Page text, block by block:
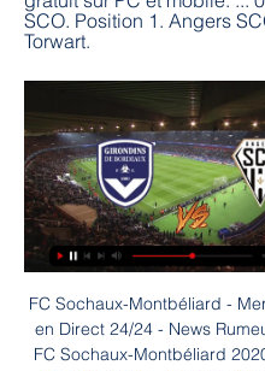
SCO. Position 1. Angers
Torwart.
FC Sochaux-Montbéliard - Mercato FCSM en Direct 24/24 - News Rumeur Transfert FC Sochaux-Montbéliard 2020 2021 Info Foot Rumeurs - Mercato Minute FCSM

TennisEnDirect.net offre des résultats de tennis en direct, livescore, ainsi que des résultats de tennis antérieurs, statistiques de tennis, classement ATP et classement WTA.

Toutes les statistiques, évolution des classements et récapitulitafs des matches de Villefranche sur Saône en Fédérale 1, championnat FFR Rugby Fédéral Fédérale 1 Fédérale 2 Fédérale 3 Réserves Séries Féminines Jeunes Pros International

Streaming BORDEAUX-Angers SCO Gratuit En Direct. Où Regarder Bordeaux Streaming Gratuit TV en direct sur internet et en replay streaming. Le live streaming Bordeaux TV gratuit est limité dans sa diffusion, ...

BORDEAUX-Angers SCO Hesgoal Gratuit En Direct. Où Regardez les matchs de foot de Bordeaux hesgoal en live streaming gratuit sur PC et mobile. Tous les matchs de Bordeaux en direct sur internet.

/ Atlantic Records Wiz Khalifa – Écoutez Wiz Khalifa sur Deezer. Avec Deezer, musique en streaming, découvrez plus de 56 millions de titres, créez vos propres playlists, téléchargez-les et partagez vos titres préférés avec vos amis. Follow Wiz Khalifa’s Instagram account to see all 22 of their photos and videos.

À un jour de la demi-finale contre l’Olympique lyonnais (mercredi, 21h), le Bayern Munich récupère des forces. Le club bavarois peut compter sur le retour de Benjamin Pavard, présent à l.

tÉlÉcharges l'application officielle du saint jean de luz olympique. actualitÉs, calendrier, rÉsultats, match en direct. 1 2 photo officielle - saison 2019/2020. 06/09/2019

Cracovia Kraków. Jagiellonia Bialystok. 31/05/2020 13:00 CRÉER SON PARI-106 +240 +270. 2,5. 2,5 -106. 2,5 -125.. Lech II Poznań. Garbarnia Krakow. 03/06/2020 15:00 +170 +220 +135. 2,5. 2,5 . 100. 2,5 -139. Stal Stalowa Wola.. Aucune compétition en streaming live de disponible. Choisissez dans la liste des compétitions en live pour.

Offre soumise aux conditions suivantes : la Carte cadeau illicado de 80 € est offerte pour toute souscription d’un contrat d’Assurance Vie HSBC Assurances Vie (France) auprès d’HSBC France sous réserve d’effectuer un versement initial de 5 000 € minimum investi à 30% en unités de compte (hors UC monétaire) et de mettre en place des versements programmés avec au minimum 30% en.

Footendirect.com vous aide dans vos paris sportifs sur Oakleigh Cannons FC U20 Green Gully SC U20 avec des pronostics, les meilleures cotes, les compos... Oakleigh Cannons FC U20 Green Gully SC U20 NPL Youth le 7 juillet 2017.

En attendant la Foire aux Vins E.Leclerc qui aura lieu dès le 30 septembre 2015 dans les 642 centres E.Leclerc, le site Ma Cave par E.Leclerc vous donne rendez-vous un mois avant, du 1er au 29 septembre, pour fêter son anniversaire : 1 an déjà !

Girondins de Bordeaux - SCO Angers effectifs il y a 4 heures — Eurosport est votre source pour les mises à jour de Ligue 2. Découvrez la liste complète des Girondins de Bordeaux - SCO Angers et suivez ...

En plus des scores de Olympique de Marseille, vous pouvez suivre +de 1000 compétitions de football dans plus de 90 pays autour du monde sur FlashScore.fr. Cliquez sur le nom du pays dans le menu de gauche, et choisissez votre compétition (résultats de championnats et ligues, livescore de coupe nationale, autres compétitions). Le service de résultats de Olympique de Marseille est en temps.

MOTS CLES: Etoile Rouge vs Paris Saint-Germain en direct. Sport News. Sur quelle chaîne tv voir Étoile Rouge – Paris Saint-Germain ? walid-11 décembre 2018. Etoile Rouge reçoit Paris Saint-Germain pour la 6e journée de la phase de poules de la Ligue des Champions d’Europe, ce mardi 11 décembre... Sport News. Etoile Rouge – Paris Saint-Germain : Live streaming. walid-11 décembre.

Grâce à un doublé d'Aleksandar Boljevic (16e, 90e+2), le Standard s'est qualifié pour les huitièmes de finale de la Croky Cup mercredi au détriment de Lommel (2-1), pensionnaire de D1B.

Retrouvez le direct TV de France info. Toute l'info en direct et les meilleures vidéos en streaming et replay. Actualité France et Monde, Interviews, Documentaires et Analyses.

CHASSANG Jean marie : Jean Marie CHASSANG, né en 1944 et habite VILLEFRANCHE DE ROUERGUE. Aux dernières nouvelles il était à Gc.cie.gendarmerie à VILLEFRANCHE DE ROUERGUE entre 1992 et 1995. Il a étudié à école Libre De Garçons entre 1938 et 1948.

La demi-finale de Ligue des champions entre l’Olympique Lyonnais et le Bayern Munich, jouée ce mercredi à 21 h, sera diffusée en clair sur les antennes de TF1.

Match Bordeaux - Angers : Sur quelle chaîne TV & Pour voir la rencontre Bordeaux - Angers SCO en live streaming, il faut que vous soyez abonné au site de stream légal suivant : beIN Sports 1HD. Sur quelle ...

The Grudge, Sans un bruit 2, Conjuring 3... 2020 réserve son lot de films d'horreur aux cinéphiles. La rédaction de maville en profite pour vous présenter un quiz sur le thème.

Bordeaux - Angers match en direct Live du Lundi 29 Suivez le match Bordeaux - Angers en direct LIVE ! C'est FC Girondins de Bordeaux (FCGB) qui recoit Angers SCO (Angers SCO) pour ce match francais du lundi ...

mÉreau malay le grand la chapelle saint luc paris 11e gargas vogue cazeres larche saint georges des coteaux macon muret le bugue ajaccio aubas herrere chateauroux vignec buzancais bourges sarlat la caneda rocbaron mazeres nevers la salvetat saint gilles firminy paray le monial blois creysse les arcs saint sulpice aurillac st chely d'apcher.

BAYERN / Ligue 1 / Olympique Lyonnais / OL / Un entraineur refuse l’OL ! Un entraineur refuse l’OL ! 0. Publié le 10/10/2019 par : Cedric Schollaert . José Mourinho n’entrainera pas Lyon. Libre de tout contrat, José Mourinho est toujours à la recherche d’un nouveau défi et celui-ci ne sera pas l’Olympique Lyonnais. En effet, les Rhodaniens auraient contacté le Special One qui.

2020-6-20 · Tout ce qu'il faut savoir sur le match ECU Joondalup vs Sorrento de D2 Australie du (25 Juillet 2020) en direct : Résumé, statistiques, compositions et résultats - Besoccer

Tout ce qu'il faut savoir sur le match Coras de Nayarit vs Estudiantes Tecos de Liga Premier du (19 Octobre 2019) en direct : Résumé, statistiques, compositions et résultats - Besoccer. Don't miss the most important football matches while navigating as usual through the pages of your choice.

Suède - Nyköpings BIS - résultats, calendriers, classement, statistiques - Endirect24 Endirect24.com - Le service livescore les plus rapides et fiables! Compétitions navigateur

FC Girondins de Bordeaux - site officiel | Girondins.com ... Angers SCO. Angers. Acheter mes places. Fiche Joueur Saison 2023-2024 / Danylo Ignatenko Voir le résumé. Dernier Match. J. ven. 28 juillet. Amicaux Club. J.

C’est en direct du Stade olympique de Berlin que se déroulera la grande finale de la Coupe d’Allemagne qui opposera les équipes du Borussia Dortmund et du Bayern Munich. Un match à suivre.

Ligue 1. Amiens SC; Angers SCO; AS Monaco; ASSE Saint-Etienne; Dijon DFCO; FC Metz; FC Nantes; Girondins de Bordeaux; LOSC Lille;